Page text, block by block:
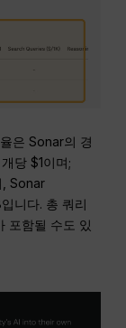
은 Sonar의 경
당 $1이며;
, Sonar
니다. 총 쿼리
포함될 수도 있